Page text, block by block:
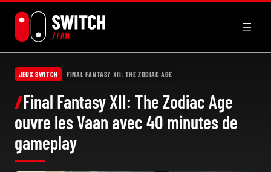
contenu
JEUX SWITCH FINAL FANTASY XII: THE ZODIAC AGE
Final Fantasy XII: The Zodiac Age
ouvre les Vaan avec 40 minutes de
gameplay